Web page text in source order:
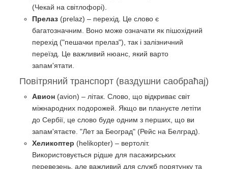
(Чекай на світлофорі).
Прелаз (prelaz) – перехід. Це слово є
багатозначним. Воно може означати як пішохідний
перехід ("пешачки прелаз"), так і залізничний
переїзд. Це важливий нюанс, який варто
запам'ятати.
Повітряний транспорт (ваздушни саобраћај)
Авион (avion) – літак. Слово, що відкриває світ
міжнародних подорожей. Якщо ви плануєте летіти
до Сербії, це слово буде одним з перших, що ви
запам'ятаєте. "Лет за Београд" (Рейс на Белград).
Хеликоптер (helikopter) – вертоліт.
Використовується рідше для пасажирських
перевезень, але важливий для служб порятунку та